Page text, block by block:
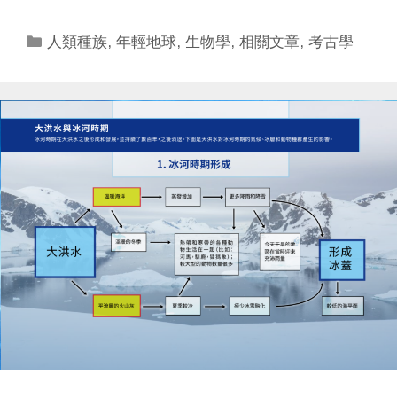
Categories
人類種族,年輕地球,生物學,相關文章,考古學